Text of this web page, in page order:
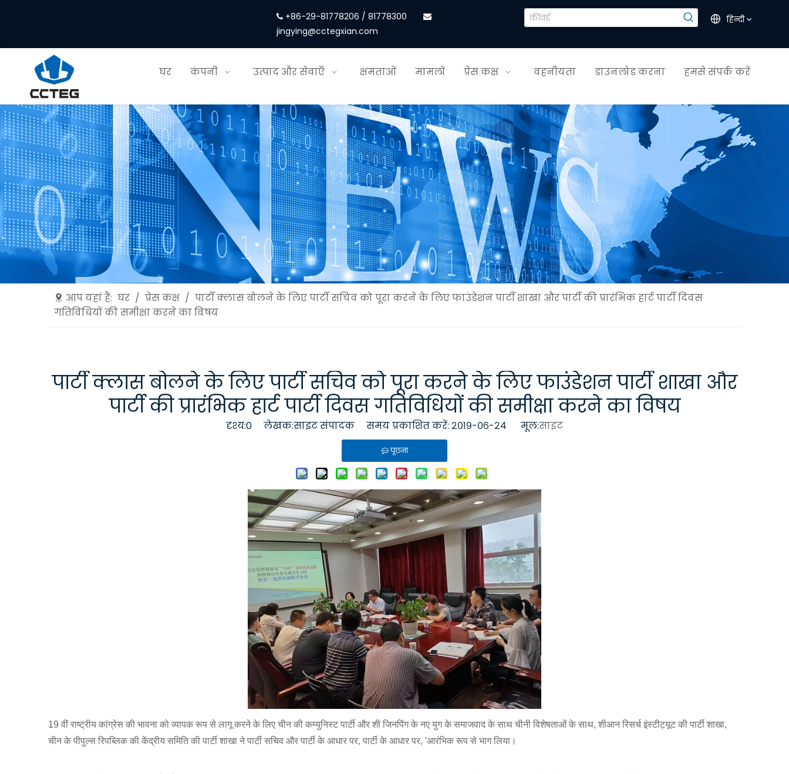
 +86-29-81778206 / 81778300
jingying@cctegxian.com
हिन्दी
घर कंपनी उत्पाद और सेवाएँ क्षमताओं मामलों प्रेस कक्ष वहनीयता डाउनलोड करना हमसे संपर्क करें
आप यहां हैं: घर / प्रेस कक्ष / पार्टी क्लास बोलने के लिए पार्टी सचिव को पूरा करने के लिए फाउंडेशन पार्टी शाखा और पार्टी की प्रारंभिक हार्ट पार्टी दिवस
गतिविधियों की समीक्षा करने का विषय
पार्टी क्लास बोलने के लिए पार्टी सचिव को पूरा करने के लिए फाउंडेशन पार्टी शाखा और
पार्टी की प्रारंभिक हार्ट पार्टी दिवस गतिविधियों की समीक्षा करने का विषय
दृश्य:0 लेखक:साइट संपादक समय प्रकाशित करें: २०१९-०६-२४ मूल:साइट
पूछना
19 वीं राष्ट्रीय कांग्रेस की भावना को व्यापक रूप से लागू करने के लिए चीन की कम्युनिस्ट पार्टी और शी जिनपिंग के नए युग के समाजवाद के साथ चीनी विशेषताओं के साथ, शीआन रिसर्च इंस्टीट्यूट की पार्टी शाखा,
चीन के पीपुल्स रिपब्लिक की केंद्रीय समिति की पार्टी शाखा ने पार्टी सचिव और पार्टी के आधार पर, पार्टी के आधार पर, 'आरंभिक रूप से भाग लिया।